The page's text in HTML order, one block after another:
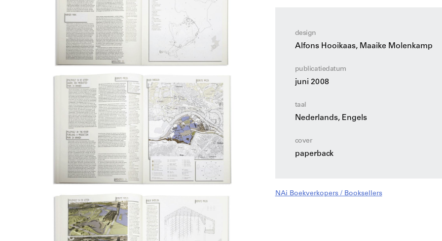
design
Alfons Hooikaas, Maaike Molenkamp
publicatiedatum
juni 2008
taal
Nederlands, Engels
cover
paperback
NAi Boekverkopers / Booksellers